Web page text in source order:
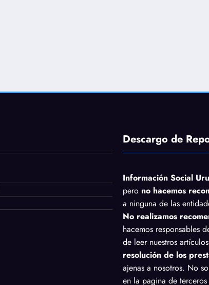
Descargo de
Información Social
pero no hacemos
a ninguna de las
No realizamos
hacemos responsables
de leer nuestros
resolución de los
ajenas a nosotros. No
en la pagina de